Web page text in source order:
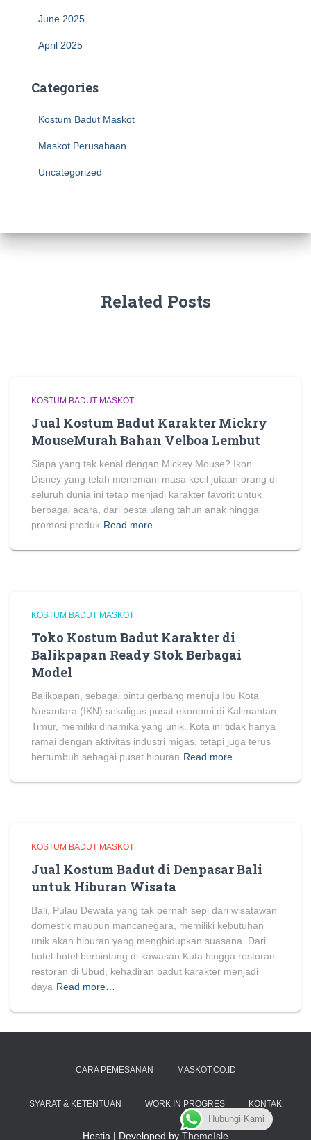
June 2025
April 2025
Categories
Kostum Badut Maskot
Maskot Perusahaan
Uncategorized
Related Posts
KOSTUM BADUT MASKOT
Jual Kostum Badut Karakter Mickry
MouseMurah Bahan Velboa Lembut
Siapa yang tak kenal dengan Mickey Mouse? Ikon
Disney yang telah menemani masa kecil jutaan orang di
seluruh dunia ini tetap menjadi karakter favorit untuk
berbagai acara, dari pesta ulang tahun anak hingga
promosi produk Read more…
KOSTUM BADUT MASKOT
Toko Kostum Badut Karakter di
Balikpapan Ready Stok Berbagai
Model
Balikpapan, sebagai pintu gerbang menuju Ibu Kota
Nusantara (IKN) sekaligus pusat ekonomi di Kalimantan
Timur, memiliki dinamika yang unik. Kota ini tidak hanya
ramai dengan aktivitas industri migas, tetapi juga terus
bertumbuh sebagai pusat hiburan Read more…
KOSTUM BADUT MASKOT
Jual Kostum Badut di Denpasar Bali
untuk Hiburan Wisata
Bali, Pulau Dewata yang tak pernah sepi dari wisatawan
domestik maupun mancanegara, memiliki kebutuhan
unik akan hiburan yang menghidupkan suasana. Dari
hotel-hotel berbintang di kawasan Kuta hingga restoran-
restoran di Ubud, kehadiran badut karakter menjadi
daya Read more…
CARA PEMESANAN MASKOT.CO.ID
SYARAT & KETENTUAN WORK IN PROGRES KONTAK
Hestia | Developed by ThemeIsle
Hubungi Kami